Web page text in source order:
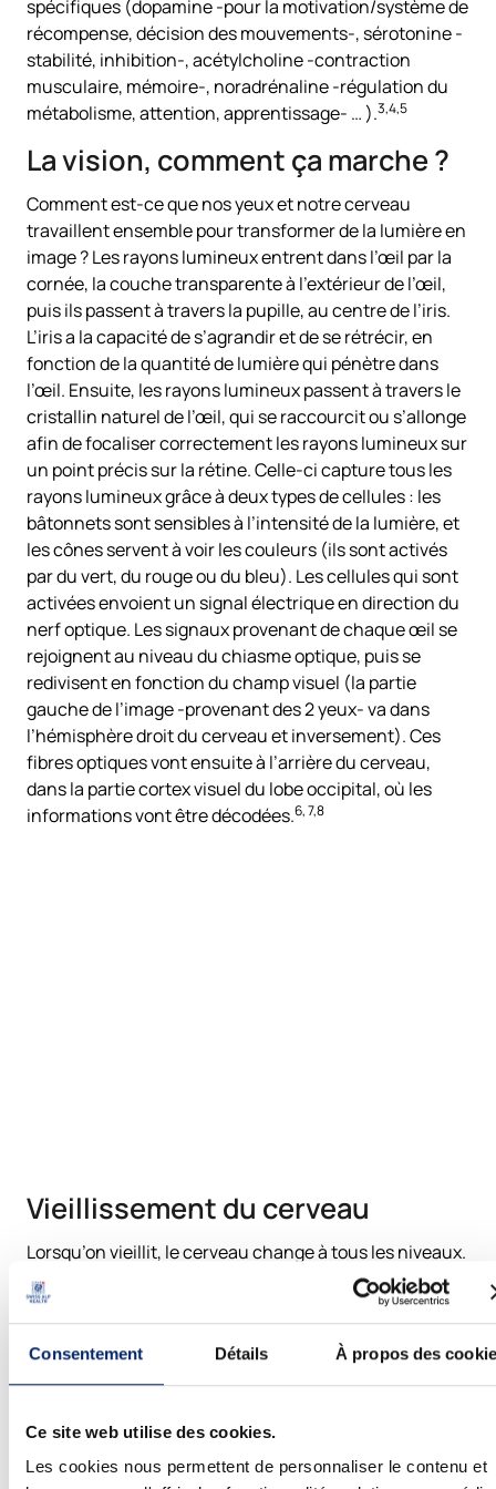
Consentement Détails À propos des
Ce site web utilise des cookies.
Les cookies nous permettent de personnaliser le contenu et
spécifiques (dopamine-pour la motivation/système de
récompense, décision des mouvements-, sérotonine-
stabilité, inhibition-,acétylcholine-contraction
musculaire, mémoire-, noradrénaline-régulation du
métabolisme, attention, apprentissage- … ).3,4,5
La vision, comment ça marche ?
Comment est-ce que nos yeux et notre cerveau
travaillent ensemble pour transformer de la lumière en
image ? Les rayons lumineux entrent dans l’œil par la
cornée, la couche transparente à l’extérieur de l’œil,
puis ils passent à travers la pupille, au centre de l’iris.
L’iris a la capacité de s’agrandir et de se rétrécir, en
fonction de la quantité de lumière qui pénètre dans
l’œil. Ensuite, les rayons lumineux passent à travers le
cristallin naturel de l’œil, qui se raccourcit ou s’allonge
afin de focaliser correctement les rayons lumineux sur
un point précis sur la rétine. Celle-ci capture tous les
rayons lumineux grâce à deux types de cellules : les
bâtonnets sont sensibles à l’intensité de la lumière, et
les cônes servent à voir les couleurs (ils sont activés
par du vert, du rouge ou du bleu). Les cellules qui sont
activées envoient un signal électrique en direction du
nerf optique. Les signaux provenant de chaque œil se
rejoignent au niveau du chiasme optique, puis se
redivisent en fonction du champ visuel (la partie
gauche de l’image -provenant des 2 yeux- va dans
l’hémisphère droit du cerveau et inversement). Ces
fibres optiques vont ensuite à l’arrière du cerveau,
dans la partie cortex visuel du lobe occipital, où les
informations vont être décodées.6,7,8
Vieillissement du cerveau
Lorsqu’on vieillit, le cerveau change à tous les niveaux.
La morphologie est différente : le volume diminue (à
partir de -5% par décennie après 40 ans, surtout dans
le cortex préfrontal qui régule le raisonnement, et une
partie de la personnalité et des émotions), la
vascularisation se modifie, irrigant moins certaines
niveau des cellules (transmission plus lente des
informations -démyélinisation-), des synapses